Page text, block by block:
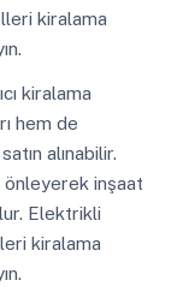
kiralama
kiralama
hem de
alınabilir.
önleyerek inşaat
Elektrikli
kiralama